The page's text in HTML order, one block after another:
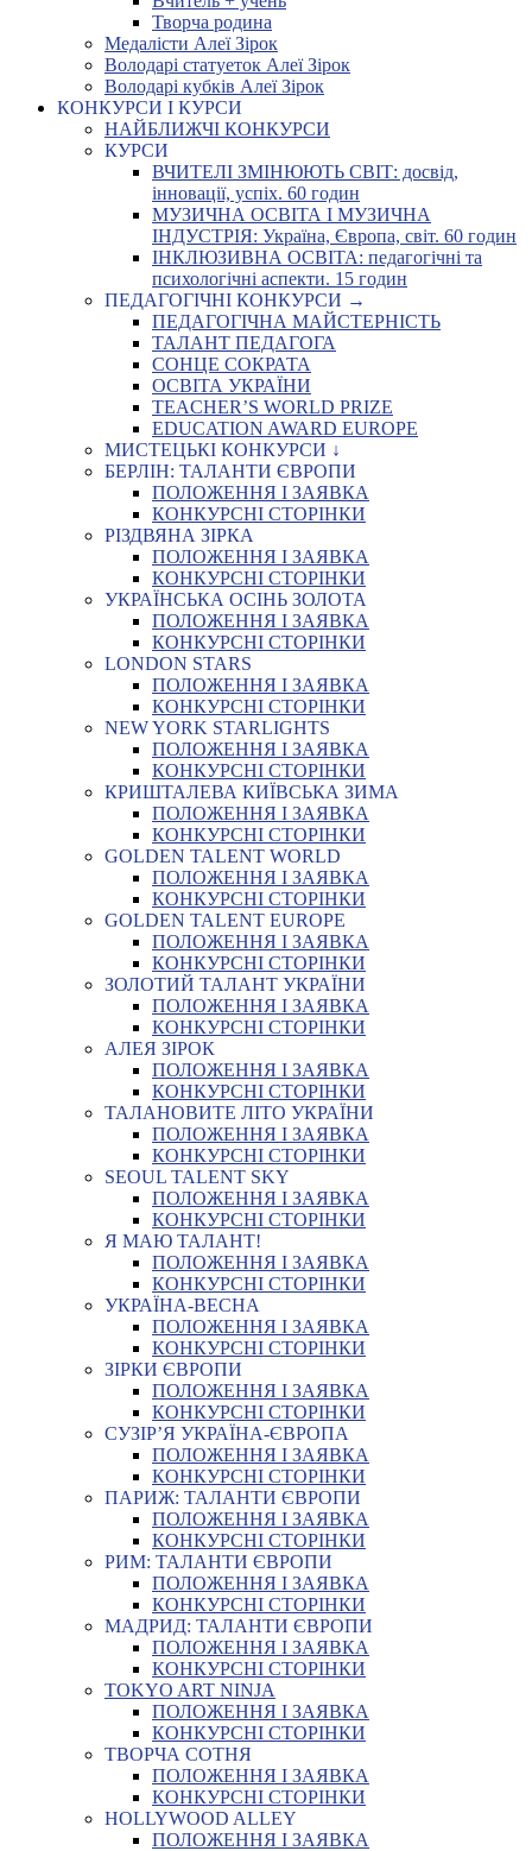
Творча родина
Медалісти Алеї Зірок
Володарі статуеток Алеї Зірок
Володарі кубків Алеї Зірок
КОНКУРСИ І КУРСИ
НАЙБЛИЖЧІ КОНКУРСИ
КУРСИ
ВЧИТЕЛІ ЗМІНЮЮТЬ СВІТ: досвід,
інновації, успіх. 60 годин
МУЗИЧНА ОСВІТА І МУЗИЧНА
ІНДУСТРІЯ: Україна, Європа, світ. 60 годин
ІНКЛЮЗИВНА ОСВІТА: педагогічні та
психологічні аспекти. 15 годин
ПЕДАГОГІЧНІ КОНКУРСИ →
ПЕДАГОГІЧНА МАЙСТЕРНІСТЬ
ТАЛАНТ ПЕДАГОГА
СОНЦЕ СОКРАТА
ОСВІТА УКРАЇНИ
TEACHER’S WORLD PRIZE
EDUCATION AWARD EUROPE
МИСТЕЦЬКІ КОНКУРСИ ↓
БЕРЛІН: ТАЛАНТИ ЄВРОПИ
ПОЛОЖЕННЯ І ЗАЯВКА
КОНКУРСНІ СТОРІНКИ
РІЗДВЯНА ЗІРКА
ПОЛОЖЕННЯ І ЗАЯВКА
КОНКУРСНІ СТОРІНКИ
УКРАЇНСЬКА ОСІНЬ ЗОЛОТА
ПОЛОЖЕННЯ І ЗАЯВКА
КОНКУРСНІ СТОРІНКИ
LONDON STARS
ПОЛОЖЕННЯ І ЗАЯВКА
КОНКУРСНІ СТОРІНКИ
NEW YORK STARLIGHTS
ПОЛОЖЕННЯ І ЗАЯВКА
КОНКУРСНІ СТОРІНКИ
КРИШТАЛЕВА КИЇВСЬКА ЗИМА
ПОЛОЖЕННЯ І ЗАЯВКА
КОНКУРСНІ СТОРІНКИ
GOLDEN TALENT WORLD
ПОЛОЖЕННЯ І ЗАЯВКА
КОНКУРСНІ СТОРІНКИ
GOLDEN TALENT EUROPE
ПОЛОЖЕННЯ І ЗАЯВКА
КОНКУРСНІ СТОРІНКИ
ЗОЛОТИЙ ТАЛАНТ УКРАЇНИ
ПОЛОЖЕННЯ І ЗАЯВКА
КОНКУРСНІ СТОРІНКИ
АЛЕЯ ЗІРОК
ПОЛОЖЕННЯ І ЗАЯВКА
КОНКУРСНІ СТОРІНКИ
ТАЛАНОВИТЕ ЛІТО УКРАЇНИ
ПОЛОЖЕННЯ І ЗАЯВКА
КОНКУРСНІ СТОРІНКИ
SEOUL TALENT SKY
ПОЛОЖЕННЯ І ЗАЯВКА
КОНКУРСНІ СТОРІНКИ
Я МАЮ ТАЛАНТ!
ПОЛОЖЕННЯ І ЗАЯВКА
КОНКУРСНІ СТОРІНКИ
УКРАЇНА-ВЕСНА
ПОЛОЖЕННЯ І ЗАЯВКА
КОНКУРСНІ СТОРІНКИ
ЗІРКИ ЄВРОПИ
ПОЛОЖЕННЯ І ЗАЯВКА
КОНКУРСНІ СТОРІНКИ
СУЗІР’Я УКРАЇНА-ЄВРОПА
ПОЛОЖЕННЯ І ЗАЯВКА
КОНКУРСНІ СТОРІНКИ
ПАРИЖ: ТАЛАНТИ ЄВРОПИ
ПОЛОЖЕННЯ І ЗАЯВКА
КОНКУРСНІ СТОРІНКИ
РИМ: ТАЛАНТИ ЄВРОПИ
ПОЛОЖЕННЯ І ЗАЯВКА
КОНКУРСНІ СТОРІНКИ
МАДРИД: ТАЛАНТИ ЄВРОПИ
ПОЛОЖЕННЯ І ЗАЯВКА
КОНКУРСНІ СТОРІНКИ
TOKYO ART NINJA
ПОЛОЖЕННЯ І ЗАЯВКА
КОНКУРСНІ СТОРІНКИ
ТВОРЧА СОТНЯ
ПОЛОЖЕННЯ І ЗАЯВКА
КОНКУРСНІ СТОРІНКИ
HOLLYWOOD ALLEY
ПОЛОЖЕННЯ І ЗАЯВКА